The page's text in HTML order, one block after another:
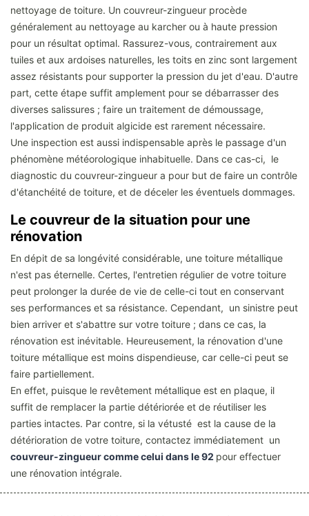
nettoyage de toiture. Un couvreur-zingueur procède
généralement au nettoyage au karcher ou à haute pression
pour un résultat optimal. Rassurez-vous, contrairement aux
tuiles et aux ardoises naturelles, les toits en zinc sont largement
assez résistants pour supporter la pression du jet d'eau. D'autre
part, cette étape suffit amplement pour se débarrasser des
diverses salissures ; faire un traitement de démoussage,
l'application de produit algicide est rarement nécessaire.
Une inspection est aussi indispensable après le passage d'un
phénomène météorologique inhabituelle. Dans ce cas-ci, le
diagnostic du couvreur-zingueur a pour but de faire un contrôle
d'étanchéité de toiture, et de déceler les éventuels dommages.
Le couvreur de la situation pour une
rénovation
En dépit de sa longévité considérable, une toiture métallique
n'est pas éternelle. Certes, l'entretien régulier de votre toiture
peut prolonger la durée de vie de celle-ci tout en conservant
ses performances et sa résistance. Cependant, un sinistre peut
bien arriver et s'abattre sur votre toiture ; dans ce cas, la
rénovation est inévitable. Heureusement, la rénovation d'une
toiture métallique est moins dispendieuse, car celle-ci peut se
faire partiellement.
En effet, puisque le revêtement métallique est en plaque, il
suffit de remplacer la partie détériorée et de réutiliser les
parties intactes. Par contre, si la vétusté est la cause de la
détérioration de votre toiture, contactez immédiatement un
couvreur-zingueur comme celui dans le 92 pour effectuer
une rénovation intégrale.